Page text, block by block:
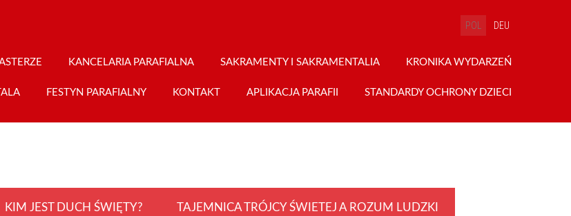
KANCELARIA PARAFIALNA SAKRAMENTY I SAKRAMENTALIA KRONIKA WYDARZEŃ
FESTYN PARAFIALNY KONTAKT APLIKACJA PARAFII STANDARDY OCHRONY DZIECI
POL DEU
KIM JEST DUCH ŚWIĘTY? TAJEMNICA TRÓJCY ŚWIETEJ A ROZUM LUDZKI